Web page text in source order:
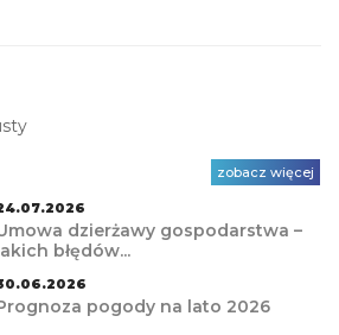
zobacz więcej
dzierżawy gospodarstwa –
błędów...
pogody na lato 2026